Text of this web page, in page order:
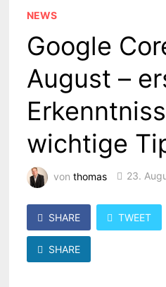
NEWS
Google
August –
wichtige
von thomas 23.
SHARE TWEET
SHARE